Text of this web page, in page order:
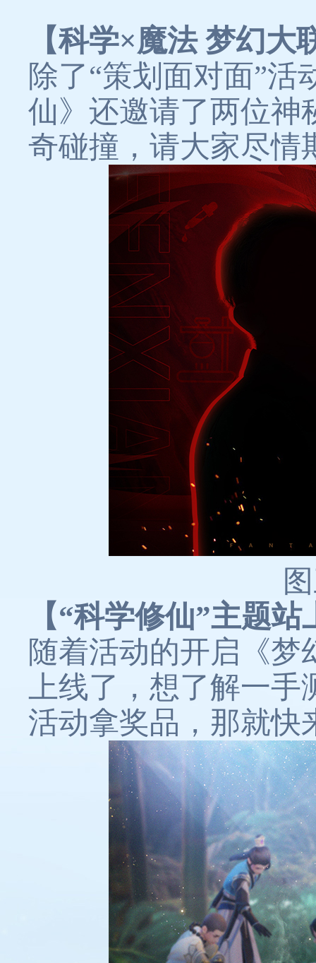
【科学×魔法 梦幻大
除了“策划面对面”活
仙》还邀请了两位神
奇碰撞，请大家尽情
【“科学修仙”主题站
随着活动的开启《梦
上线了，想了解一
活动拿奖品，那就快